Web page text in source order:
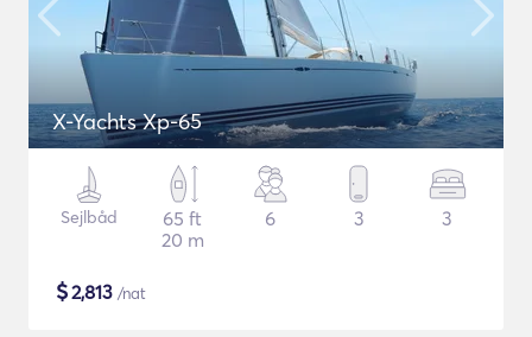
X-Yachts Xp-65
Sejlbåd
65 ft
20 m
6 3 3
$2,813 /nat